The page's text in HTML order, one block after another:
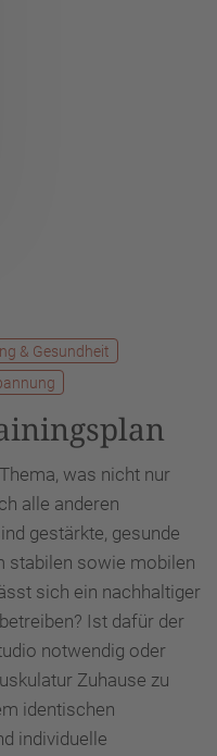
& Gesundheit
was nicht nur
alle anderen
gestärkte, gesunde
stabilen sowie mobilen
sich ein nachhaltiger
Ist dafür der
notwendig oder
Zuhause zu
identischen
individuelle